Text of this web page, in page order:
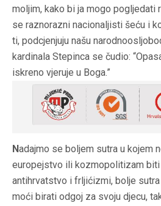
moljim, kako bi ja mogo pogljedati
se raznorazni nacionaljisti šeću i
ti, podcjenjuju našu
kardinala Stepinca se čudio:
iskreno vjeruje u Boga.”
Nadajmo se boljem sutra u kojem
europejstvo ili kozmopolitizam biti
antihrvatstvo i frljićizmi, bolje
moći birati odgoj za svoju djecu,